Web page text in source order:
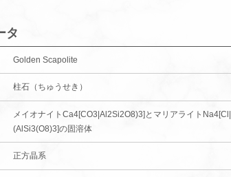
タ
Golden Scapolite
柱石（ちゅうせき）
メイオナイトCa4[CO3|Al2Si2O8)3]とマリアライトNa4[Cl|
(AlSi3(O8)3]の固溶体
正方晶系